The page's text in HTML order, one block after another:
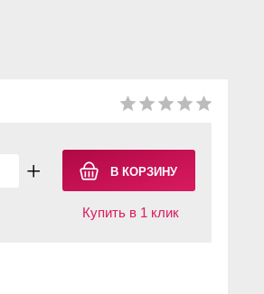
+
Купить в 1 клик